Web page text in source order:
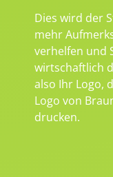
Dies wird der
mehr
verhelfen und
wirtschaftlich
also Ihr Logo,
Logo von
drucken.